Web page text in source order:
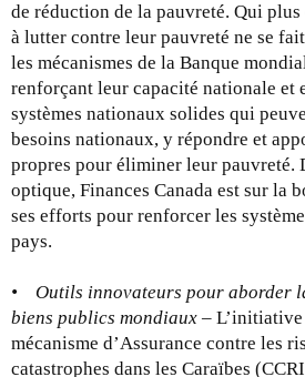
de réduction de la pauvreté. Qui plus
à lutter contre leur pauvreté ne se
les mécanismes de la Banque
renforçant leur capacité nationale et
systèmes nationaux solides qui
besoins nationaux, y répondre et
propres pour éliminer leur pauvreté.
optique, Finances Canada est sur la
ses efforts pour renforcer les
pays.
• Outils innovateurs pour aborder
biens publics mondiaux –
mécanisme d’Assurance contre les
catastrophes dans les Caraïbes